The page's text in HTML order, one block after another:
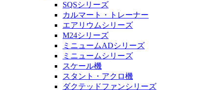
SQSシリーズ
カルマート・トレーナー
エアリウムシリーズ
M24シリーズ
ミニュームADシリーズ
ミニュームシリーズ
スケール機
スタント・アクロ機
ダクテッドファンシリーズ